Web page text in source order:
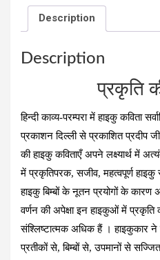
ce
o
tt ke
dI
n
n
er
Description
Description
प्रकृति
हिन्दी काव्य-परम्परा में हाइकु कविता
प्रकाशन दिल्ली से प्रकाशित प्रदीप
की हाइकु कविताएँ अपने लक्ष्यार्थ में
में प्रकृतिपरक, सजीव, महत्वपूर्ण
हाइकु बिम्बों के नूतन प्रयोगों के कारण
वर्णन की अपेक्षा इन हाइकुओं में प्रकृति
संश्लिष्टात्मक अधिक हैं । हाइकुकार
प्रतीकों से, बिम्बों से, उपमानों से